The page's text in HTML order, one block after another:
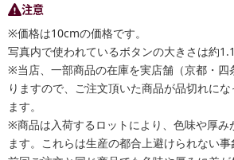
注意
※価格は10cmの価格です。
写真内で使われているボタンの大きさは約
※当店、一部商品の在庫を実店舗（京都・四
りますので、ご注文頂いた商品が品切れに
ます。
※商品は入荷するロットにより、色味や厚み
ます。これらは生産の都合上避けられない事